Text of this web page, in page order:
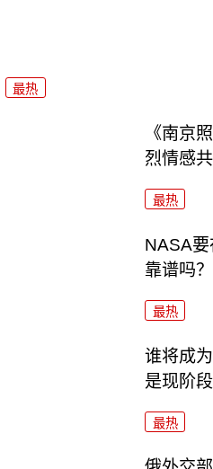
最热
《南京
烈情感
最热
NASA要
靠谱吗？
最热
谁将成
是现阶
最热